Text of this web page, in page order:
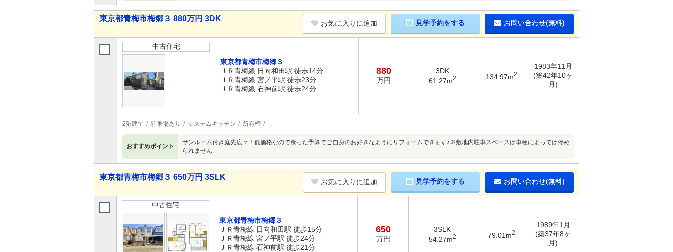
東京都青梅市梅郷３ 880万円 3DK
お気に入りに追加 見学予約をする お問い合わせ(無料)
中古住宅
東京都青梅市梅郷３
ＪＲ青梅線 日向和田駅 徒歩14分
ＪＲ青梅線 宮ノ平駅 徒歩23分
ＪＲ青梅線 石神前駅 徒歩24分
880
万円
3DK
61.27m2 134.97m2
1983年11月
(築42年10ヶ
月)
2階建て 駐車場あり システムキッチン 所有権
おすすめポイント
サンルーム付き庭先広々！低価格なので余った予算でご自身のお好きなようにリフォームできます♪※敷地内駐車スペースは車種によっては停め
られません
東京都青梅市梅郷３ 650万円 3SLK
お気に入りに追加 見学予約をする お問い合わせ(無料)
中古住宅
東京都青梅市梅郷３
ＪＲ青梅線 日向和田駅 徒歩15分
ＪＲ青梅線 宮ノ平駅 徒歩24分
ＪＲ青梅線 石神前駅 徒歩21分
650
万円
3SLK
54.27m2 79.01m2
1989年1月
(築37年8ヶ
月)